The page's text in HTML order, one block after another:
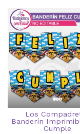
Los
Banderín
Cumple